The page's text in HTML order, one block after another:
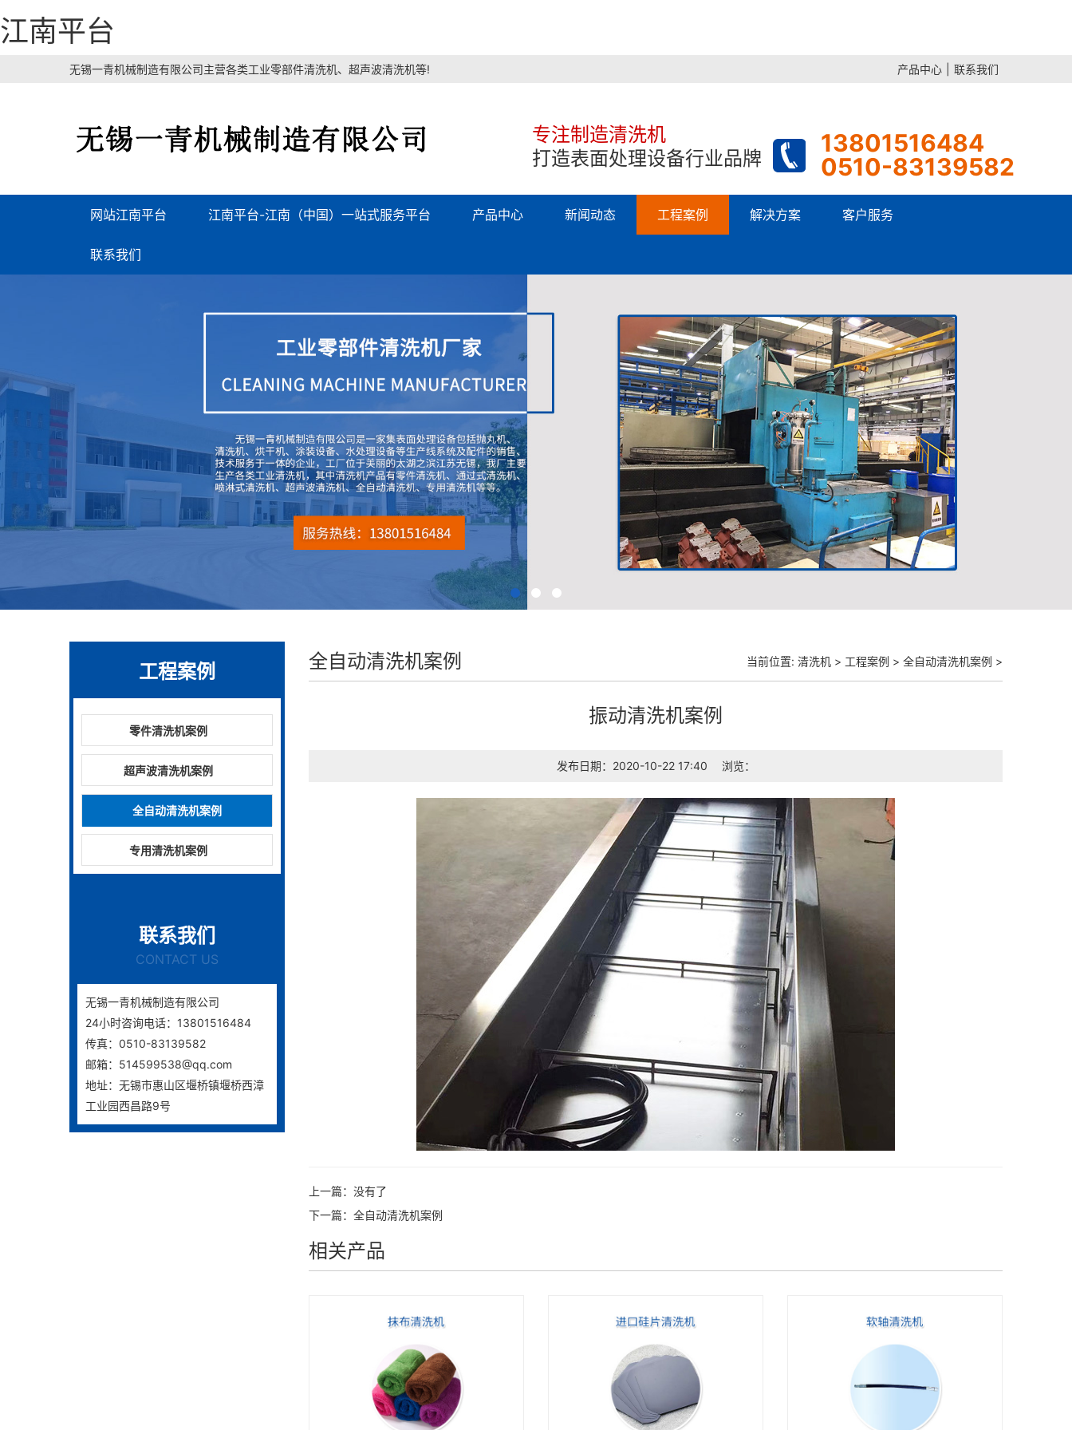
江南平台
无锡一青机械制造有限公司主营各类工业零部件清洗机、超声波清洗机等! 产品中心 联系我们
专注制造清洗机
打造表面处理设备行业品牌
13801516484
0510-83139582
网站江南平台 江南平台-江南（中国）一站式服务平台 产品中心 新闻动态 工程案例 解决方案 客户服务
联系我们
工程案例
零件清洗机案例
超声波清洗机案例
全自动清洗机案例
专用清洗机案例
联系我们
CONTACT US
无锡一青机械制造有限公司
24小时咨询电话：13801516484
传真：0510-83139582
邮箱：514599538@qq.com
地址：无锡市惠山区堰桥镇堰桥西漳
工业园西昌路9号
全自动清洗机案例 当前位置: 清洗机 > 工程案例 > 全自动清洗机案例 >
振动清洗机案例
发布日期：2020-10-22 17:40 浏览：
上一篇：没有了
下一篇： 全自动清洗机案例
相关产品